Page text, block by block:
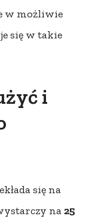
w możliwie
się w takie
i
się na
na25